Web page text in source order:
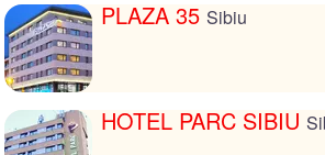
PLAZA 35 Sibiu
HOTEL PARC SIBIU